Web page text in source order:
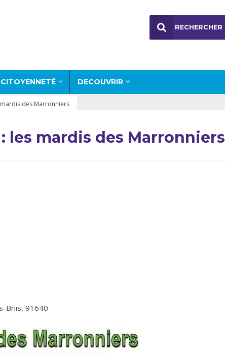
CITOYENNETÉ DECOUVRIR
RECHERCHER
des Marronniers
les mardis des Marronniers
Briis, 91640